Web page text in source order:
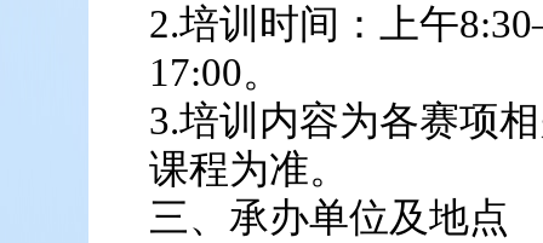
2.培训时间：上午
17:00。
3.培训内容为各赛项
课程为准。
三、承办单位及地点